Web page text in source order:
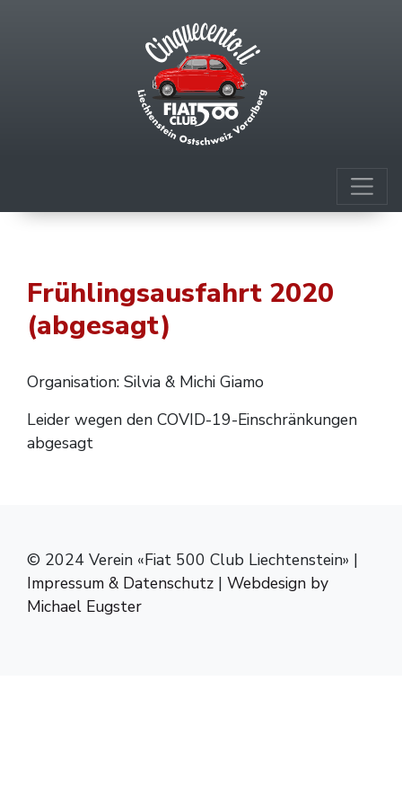
Frühlingsausfahrt 2020
(abgesagt)
Organisation: Silvia & Michi Giamo
Leider wegen den COVID-19-Einschränkungen
abgesagt
© 2024 Verein «Fiat 500 Club Liechtenstein» |
Impressum & Datenschutz | Webdesign by
Michael Eugster